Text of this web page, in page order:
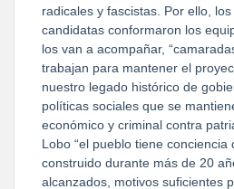
radicales y fascistas. Por ello,
candidatas conformaron los
los van a acompañar,
trabajan para mantener el
nuestro legado histórico de
políticas sociales que se
económico y criminal contra
Lobo “el pueblo tiene conciencia
construido durante más de 20
alcanzados, motivos suficientes